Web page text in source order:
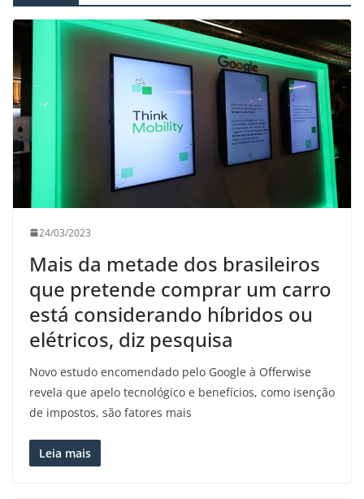
24/03/2023
Mais da metade dos brasileiros
que pretende comprar um carro
está considerando híbridos ou
elétricos, diz pesquisa
Novo estudo encomendado pelo Google à Offerwise
revela que apelo tecnológico e benefícios, como isenção
de impostos, são fatores mais
Leia mais